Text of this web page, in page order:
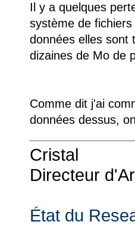
Il y a quelques
système de
données elles sont
dizaines de Mo de
Comme dit j'ai
données dessus,
Cristal
Directeur
État du